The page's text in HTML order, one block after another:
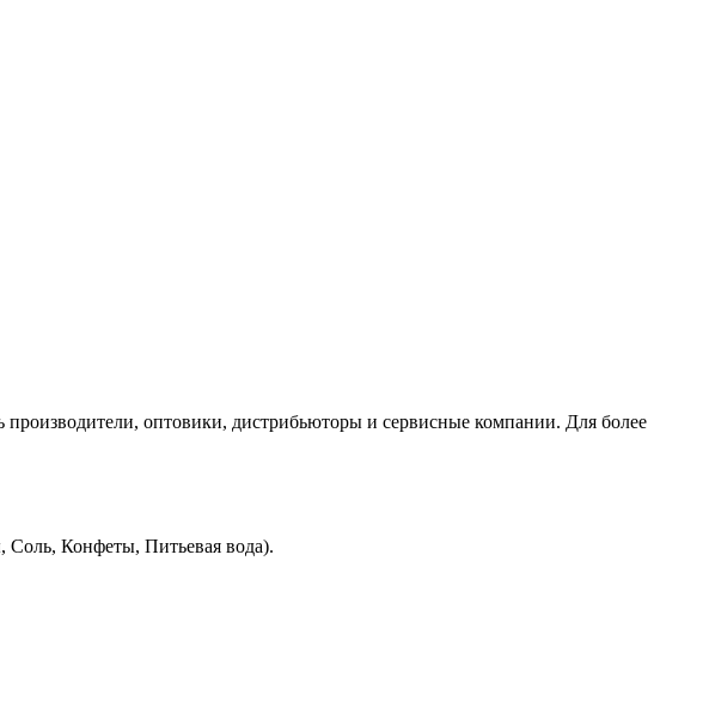
оптовики, дистрибьюторы и сервисные компании. Для более
Конфеты, Питьевая вода).